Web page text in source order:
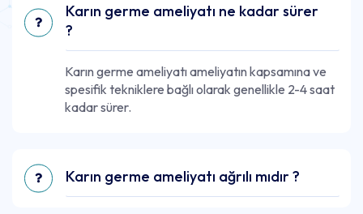
Karın germe ameliyatı ne kadar sürer
?
Karın germe ameliyatı ameliyatın kapsamına ve
spesifik tekniklere bağlı olarak genellikle 2-4 saat
kadar sürer.
Karın germe ameliyatı ağrılı mıdır ?